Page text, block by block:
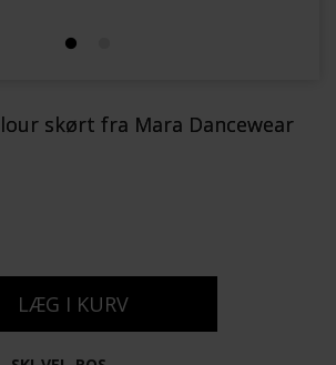
skørt fra Mara Dancewear